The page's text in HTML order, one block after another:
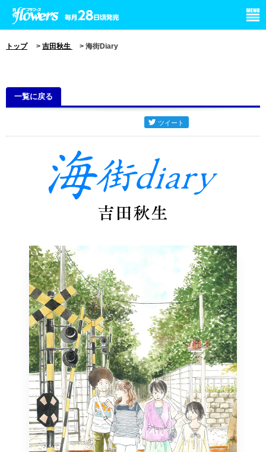
トップ> 吉田秋生 > 海街Diary
一覧に戻る